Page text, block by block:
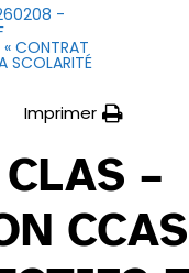
-
« CONTRAT
SCOLARITÉ
Imprimer
–